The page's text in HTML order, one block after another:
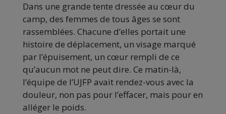
Dans une grande tente dressée au cœur du
camp, des femmes de tous âges se sont
rassemblées. Chacune d’elles portait une
histoire de déplacement, un visage marqué
par l’épuisement, un cœur rempli de ce
qu’aucun mot ne peut dire. Ce matin-là,
l’équipe de l’UJFP avait rendez-vous avec la
douleur, non pas pour l’effacer, mais pour en
alléger le poids.